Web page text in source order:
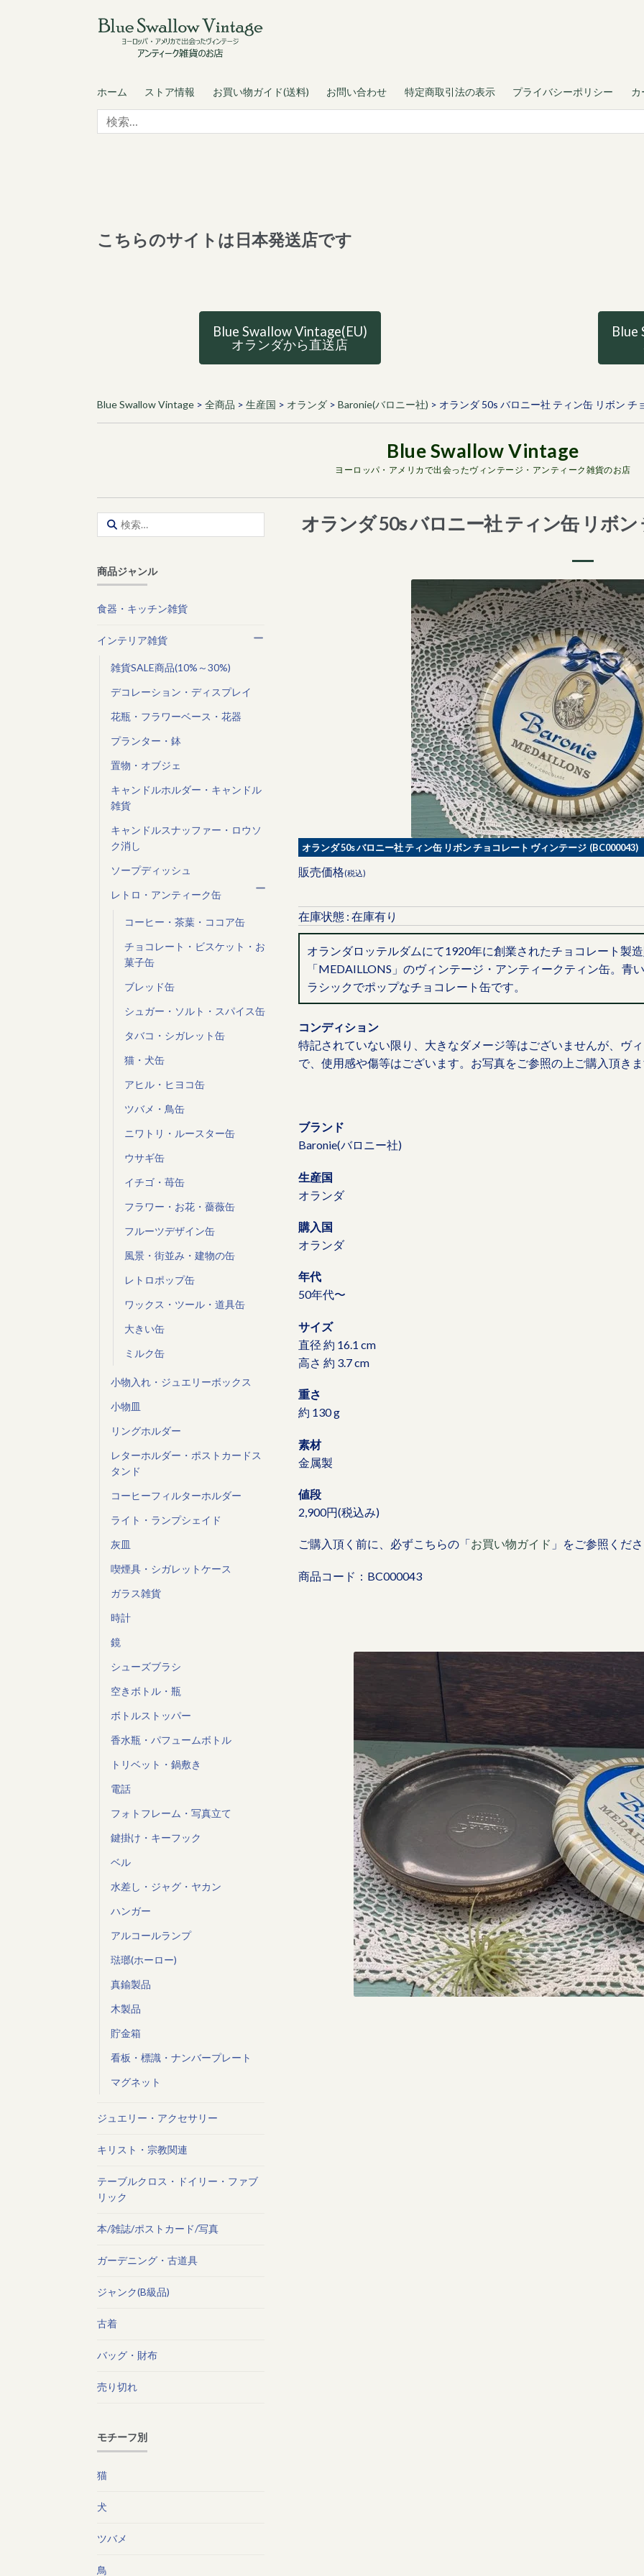
to
navigation
to
content
ホーム ストア情報 お買い物ガイド(送料) お問い合わせ 特定商取引法の表示 プライバシーポリシー カ
検
索:
こちらのサイトは日本発送店です
Blue Swallow Vintage(EU)
オランダから直送店
Blue
Blue Swallow Vintage> 全商品 > 生産国 > オランダ> Baronie(バロニー社) > オランダ 50s バロニー社 ティン缶 リボン チ
ヨーロッパ・アメリカで出会ったヴィンテージ・アンティーク雑貨のお店
オランダ 50s バロニー社 ティン缶 リボ
オランダ 50s バロニー社 ティン缶 リボン チョコレート ヴィンテージ (BC000043)
販売価格(税込)
在庫状態 : 在庫有り
オランダロッテルダムにて1920年に創業されたチョコレート製
「MEDAILLONS」のヴィンテージ・アンティークティン缶。青
ラシックでポップなチョコレート缶です。
コンディション
特記されていない限り、大きなダメージ等はございませんが、ヴ
で、使用感や傷等はございます。お写真をご参照の上ご購入頂き
ブランド
Baronie(バロニー社)
生産国
オランダ
購入国
オランダ
年代
50年代〜
サイズ
直径 約 16.1 cm
高さ 約 3.7 cm
重さ
約 130 g
素材
金属製
値段
2,900円(税込み)
ご購入頂く前に、必ずこちらの「お買い物ガイド 」をご参照くだ
商品コード：BC000043
索:
商品ジャンル
食器・キッチン雑貨
インテリア雑貨
雑貨SALE商品(10%～30%)
デコレーション・ディスプレイ
花瓶・フラワーベース・花器
プランター・鉢
置物・オブジェ
キャンドルホルダー・キャンドル
雑貨
キャンドルスナッファー・ロウソ
ク消し
ソープディッシュ
レトロ・アンティーク缶
コーヒー・茶葉・ココア缶
チョコレート・ビスケット・お
菓子缶
ブレッド缶
シュガー・ソルト・スパイス缶
タバコ・シガレット缶
猫・犬缶
アヒル・ヒヨコ缶
ツバメ・鳥缶
ニワトリ・ルースター缶
ウサギ缶
イチゴ・苺缶
フラワー・お花・薔薇缶
フルーツデザイン缶
風景・街並み・建物の缶
レトロポップ缶
ワックス・ツール・道具缶
大きい缶
ミルク缶
小物入れ・ジュエリーボックス
小物皿
リングホルダー
レターホルダー・ポストカードス
タンド
コーヒーフィルターホルダー
ライト・ランプシェイド
灰皿
喫煙具・シガレットケース
ガラス雑貨
時計
鏡
シューズブラシ
空きボトル・瓶
ボトルストッパー
香水瓶・パフュームボトル
トリベット・鍋敷き
電話
フォトフレーム・写真立て
鍵掛け・キーフック
ベル
水差し・ジャグ・ヤカン
ハンガー
アルコールランプ
琺瑯(ホーロー)
真鍮製品
木製品
貯金箱
看板・標識・ナンバープレート
マグネット
ジュエリー・アクセサリー
キリスト・宗教関連
テーブルクロス・ドイリー・ファブ
リック
本/雑誌/ポストカード/写真
ガーデニング・古道具
ジャンク(B級品)
古着
バッグ・財布
売り切れ
モチーフ別
猫
犬
ツバメ
鳥